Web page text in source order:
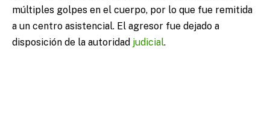
múltiples golpes en el cuerpo, por lo que fue remitida
a un centro asistencial. El agresor fue dejado a
disposición de la autoridad judicial.